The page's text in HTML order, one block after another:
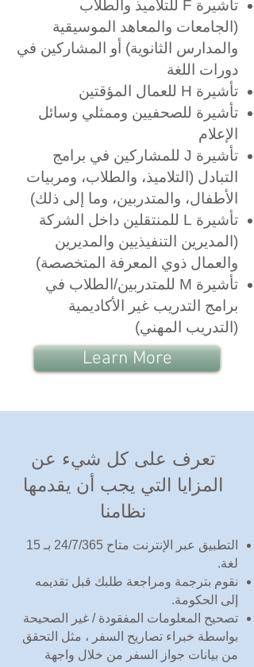
تأشيرة F للتلاميذ والطلاب
(الجامعات والمعاهد الموسيقية
والمدارس الثانوية) أو المشاركين في
دورات اللغة
تأشيرة H للعمال المؤقتين
تأشيرة للصحفيين وممثلي وسائل
الإعلام
تأشيرة J للمشاركين في برامج
التبادل (التلاميذ، والطلاب، ومربيات
الأطفال، والمتدربين، وما إلى ذلك)
تأشيرة L للمنتقلين داخل الشركة
(المديرين التنفيذيين والمديرين
والعمال ذوي المعرفة المتخصصة)
تأشيرة M للمتدربين/الطلاب في
برامج التدريب غير الأكاديمية
(التدريب المهني)
Learn More
تعرف على كل شيء عن
المزايا التي يجب أن يقدمها
نظامنا
التطبيق عبر الإنترنت متاح 24/7/365 بـ 15
لغة.
نقوم بترجمة ومراجعة طلبك قبل تقديمه
إلى الحكومة.
تصحيح المعلومات المفقودة / غير الصحيحة
بواسطة خبراء تصاريح السفر ، مثل التحقق
من بيانات جواز السفر من خلال واجهة